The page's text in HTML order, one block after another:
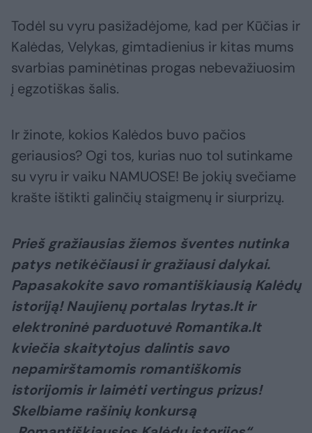
Todėl su vyru pasižadėjome, kad per Kūčias ir
Kalėdas, Velykas, gimtadienius ir kitas mums
svarbias paminėtinas progas nebevažiuosim
į egzotiškas šalis.
Ir žinote, kokios Kalėdos buvo pačios
geriausios? Ogi tos, kurias nuo tol sutinkame
su vyru ir vaiku NAMUOSE! Be jokių svečiame
krašte ištikti galinčių staigmenų ir siurprizų.
Prieš gražiausias žiemos šventes nutinka
patys netikėčiausi ir gražiausi dalykai.
Papasakokite savo romantiškiausią Kalėdų
istoriją! Naujienų portalas lrytas.lt ir
elektroninė parduotuvė Romantika.lt
kviečia skaitytojus dalintis savo
nepamirštamomis romantiškomis
istorijomis ir laimėti vertingus prizus!
Skelbiame rašinių konkursą